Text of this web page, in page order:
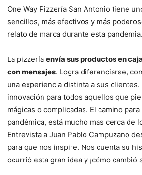
One Way Pizzería San Antonio tiene
sencillos, más efectivos y más
relato de marca durante esta pandemia.
La pizzería envía sus productos en
con mensajes. Logra diferenciarse,
una experiencia distinta a sus clientes.
innovación para todos aquellos que
mágicas o complicadas. El camino
pandémica, está mucho mas cerca de
Entrevista a Juan Pablo Campuzano
para que nos inspire. Nos cuenta su
ocurrió esta gran idea y ¡cómo cambió